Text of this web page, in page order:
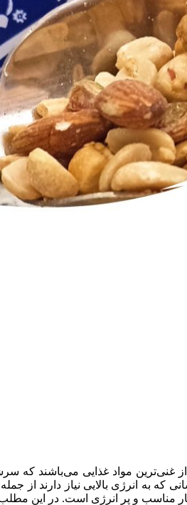
مواد غذایی می‌باشند که
که به انرژی بالایی نیاز
مناسب و پر انرژی است. در این